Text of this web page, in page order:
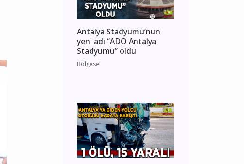
Antalya Stadyumu’nun
yeni adı “ADO Antalya
Stadyumu” oldu
Bölgesel